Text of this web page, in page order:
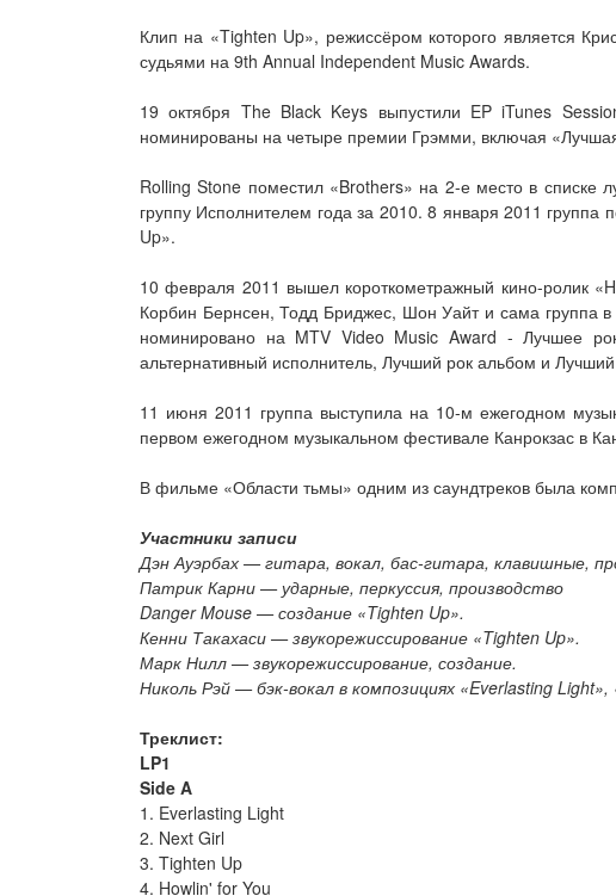
Клип на «Tighten Up», режиссёром которого является
судьями на 9th Annual Independent Music Awards.
19 октября The Black Keys выпустили EP iTunes
номинированы на четыре премии Грэмми, включая
Rolling Stone поместил «Brothers» на 2-е место в списке
группу Исполнителем года за 2010. 8 января 2011 группа
Up».
10 февраля 2011 вышел короткометражный кино-ролик
Корбин Бернсен, Тодд Бриджес, Шон Уайт и сама группа
номинировано на MTV Video Music Award - Лучшее
альтернативный исполнитель, Лучший рок альбом и
11 июня 2011 группа выступила на 10-м ежегодном
первом ежегодном музыкальном фестивале Канрокзас в
В фильме «Области тьмы» одним из саундтреков была
Участники записи
Дэн Ауэрбах — гитара, вокал, бас-гитара, клавишные,
Патрик Карни — ударные, перкуссия, производство
Danger Mouse — создание «Tighten Up».
Кенни Такахаси — звукорежиссирование «Tighten Up».
Марк Нилл — звукорежиссирование, создание.
Николь Рэй — бэк-вокал в композициях «Everlasting
Треклист:
LP1
Side A
1. Everlasting Light
2. Next Girl
3. Tighten Up
4. Howlin' for You